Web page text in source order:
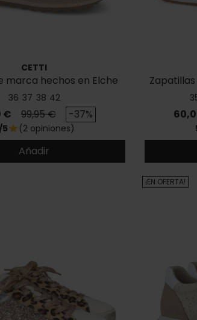
CETTI
marca hechos en Elche
Cetti C-1259
36 37 38 42
€ Precio base
99,95 € -37%
star (2 opiniones)
Añadir
Zapatillas
¡EN OFERTA!